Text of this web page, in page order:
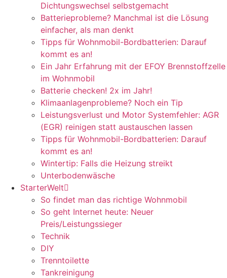
Dichtungswechsel selbstgemacht
Batterieprobleme? Manchmal ist die Lösung
einfacher, als man denkt
Tipps für Wohnmobil-Bordbatterien: Darauf
kommt es an!
Ein Jahr Erfahrung mit der EFOY Brennstoffzelle
im Wohnmobil
Batterie checken! 2x im Jahr!
Klimaanlagenprobleme? Noch ein Tip
Leistungsverlust und Motor Systemfehler: AGR
(EGR) reinigen statt austauschen lassen
Tipps für Wohnmobil-Bordbatterien: Darauf
kommt es an!
Wintertip: Falls die Heizung streikt
Unterbodenwäsche
StarterWelt
So findet man das richtige Wohnmobil
So geht Internet heute: Neuer
Preis/Leistungssieger
Technik
DIY
Trenntoilette
Tankreinigung